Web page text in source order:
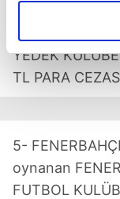
olduğunu ve
elimizden gelen
reklamların
kalemimiz
Sizlere daha iyi
RESMİ
YEDEK
TL PARA
5-
oynanan
FUTBOL